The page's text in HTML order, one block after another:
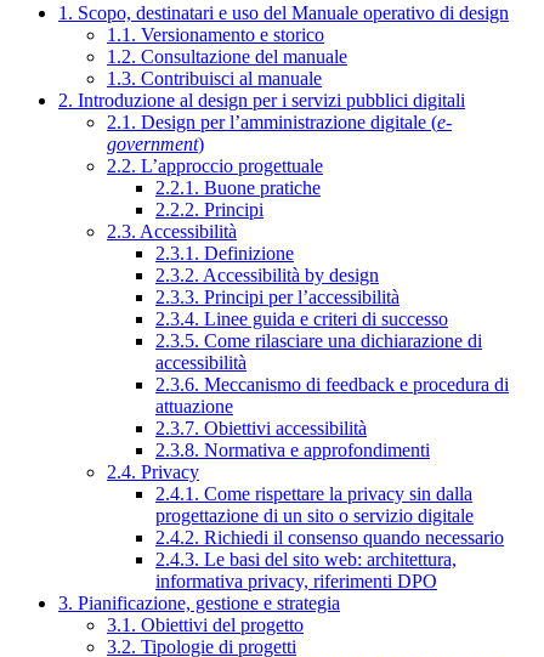
1. Scopo, destinatari e uso del Manuale operativo di design
1.1. Versionamento e storico
1.2. Consultazione del manuale
1.3. Contribuisci al manuale
2. Introduzione al design per i servizi pubblici digitali
2.1. Design per l’amministrazione digitale (e-
government)
2.2. L’approccio progettuale
2.2.1. Buone pratiche
2.2.2. Principi
2.3. Accessibilità
2.3.1. Definizione
2.3.2. Accessibilità by design
2.3.3. Principi per l’accessibilità
2.3.4. Linee guida e criteri di successo
2.3.5. Come rilasciare una dichiarazione di
accessibilità
2.3.6. Meccanismo di feedback e procedura di
attuazione
2.3.7. Obiettivi accessibilità
2.3.8. Normativa e approfondimenti
2.4. Privacy
2.4.1. Come rispettare la privacy sin dalla
progettazione di un sito o servizio digitale
2.4.2. Richiedi il consenso quando necessario
2.4.3. Le basi del sito web: architettura,
informativa privacy, riferimenti DPO
3. Pianificazione, gestione e strategia
3.1. Obiettivi del progetto
3.2. Tipologie di progetti